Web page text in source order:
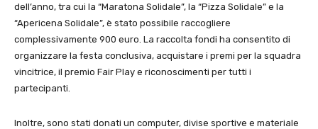
dell’anno, tra cui la “Maratona Solidale”, la “Pizza Solidale” e la
“Apericena Solidale”, è stato possibile raccogliere
complessivamente 900 euro. La raccolta fondi ha consentito di
organizzare la festa conclusiva, acquistare i premi per la squadra
vincitrice, il premio Fair Play e riconoscimenti per tutti i
partecipanti.
Inoltre, sono stati donati un computer, divise sportive e materiale